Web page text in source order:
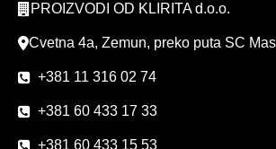
PROIZVODI OD KLIRITA d.o.o.
Cvetna 4a, Zemun, preko puta SC
+381 11 316 02 74
+381 60 433 17 33
+381 60 433 15 53